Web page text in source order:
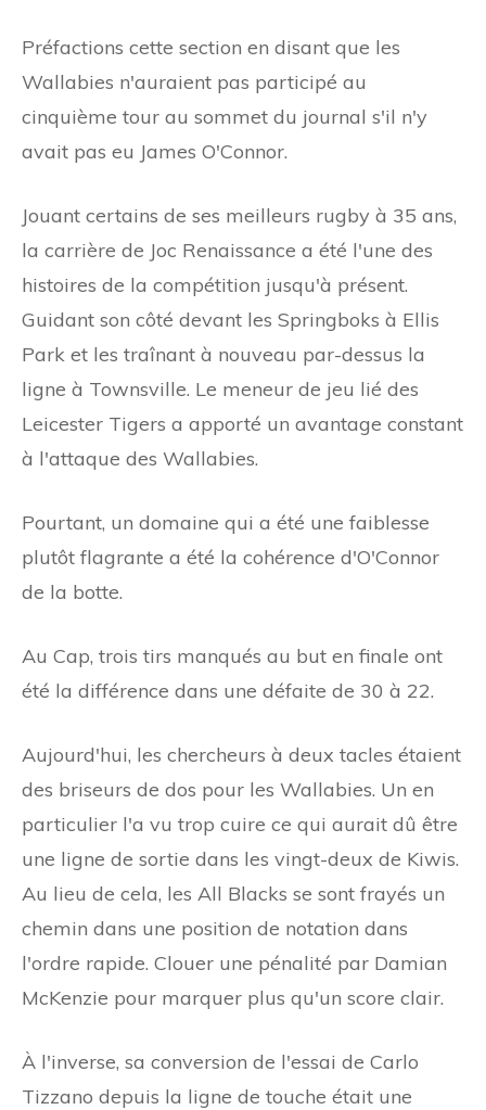
Préfactions cette section en disant que les
Wallabies n'auraient pas participé au
cinquième tour au sommet du journal s'il n'y
avait pas eu James O'Connor.
Jouant certains de ses meilleurs rugby à 35 ans,
la carrière de Joc Renaissance a été l'une des
histoires de la compétition jusqu'à présent.
Guidant son côté devant les Springboks à Ellis
Park et les traînant à nouveau par-dessus la
ligne à Townsville. Le meneur de jeu lié des
Leicester Tigers a apporté un avantage constant
à l'attaque des Wallabies.
Pourtant, un domaine qui a été une faiblesse
plutôt flagrante a été la cohérence d'O'Connor
de la botte.
Au Cap, trois tirs manqués au but en finale ont
été la différence dans une défaite de 30 à 22.
Aujourd'hui, les chercheurs à deux tacles étaient
des briseurs de dos pour les Wallabies. Un en
particulier l'a vu trop cuire ce qui aurait dû être
une ligne de sortie dans les vingt-deux de Kiwis.
Au lieu de cela, les All Blacks se sont frayés un
chemin dans une position de notation dans
l'ordre rapide. Clouer une pénalité par Damian
McKenzie pour marquer plus qu'un score clair.
À l'inverse, sa conversion de l'essai de Carlo
Tizzano depuis la ligne de touche était une